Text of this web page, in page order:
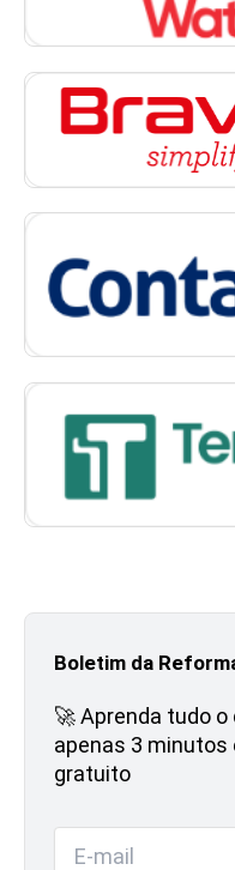
Boletim da
🚀 Aprenda tudo
apenas 3 minutos
gratuito